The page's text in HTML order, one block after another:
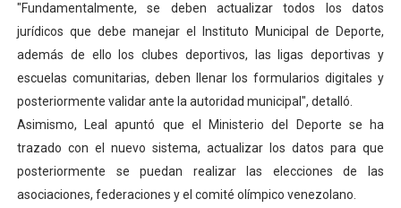
"Fundamentalmente, se deben actualizar todos los datos
jurídicos que debe manejar el Instituto Municipal de Deporte,
además de ello los clubes deportivos, las ligas deportivas y
escuelas comunitarias, deben llenar los formularios digitales y
posteriormente validar ante la autoridad municipal", detalló.
Asimismo, Leal apuntó que el Ministerio del Deporte se ha
trazado con el nuevo sistema, actualizar los datos para que
posteriormente se puedan realizar las elecciones de las
asociaciones, federaciones y el comité olímpico venezolano.